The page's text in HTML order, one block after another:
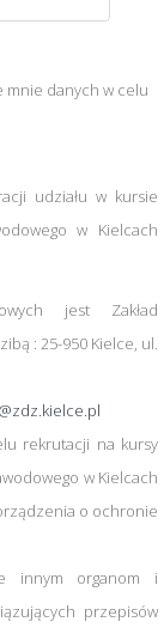
danych w celu
udziału w kursie
w Kielcach
jest Zakład
: 25-950 Kielce, ul.
rekrutacji na kursy
w Kielcach
o ochronie
innym organom i
przepisów